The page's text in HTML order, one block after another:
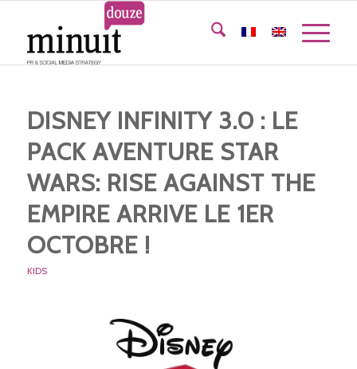
DISNEY INFINITY 3.0 : LE
PACK AVENTURE STAR
WARS: RISE AGAINST THE
EMPIRE ARRIVE LE 1ER
OCTOBRE !
KIDS